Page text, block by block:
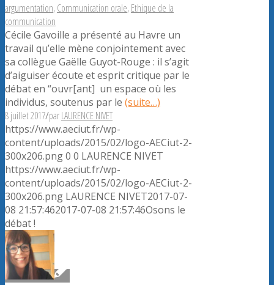
argumentation,Communication orale,Ethique de la
communication
Cécile Gavoille a présenté au Havre un
travail qu’elle mène conjointement avec
sa collègue Gaëlle Guyot-Rouge : il s’agit
d’aiguiser écoute et esprit critique par le
débat en “ouvr[ant] un espace où les
individus, soutenus par le (suite…)
8 juillet 2017/parLAURENCE NIVET
https://www.aeciut.fr/wp-
content/uploads/2015/02/logo-AECiut-2-
300x206.png0 0 LAURENCE NIVET
https://www.aeciut.fr/wp-
content/uploads/2015/02/logo-AECiut-2-
300x206.png LAURENCE NIVET2017-07-
08 21:57:462017-07-08 21:57:46Osons le
débat !